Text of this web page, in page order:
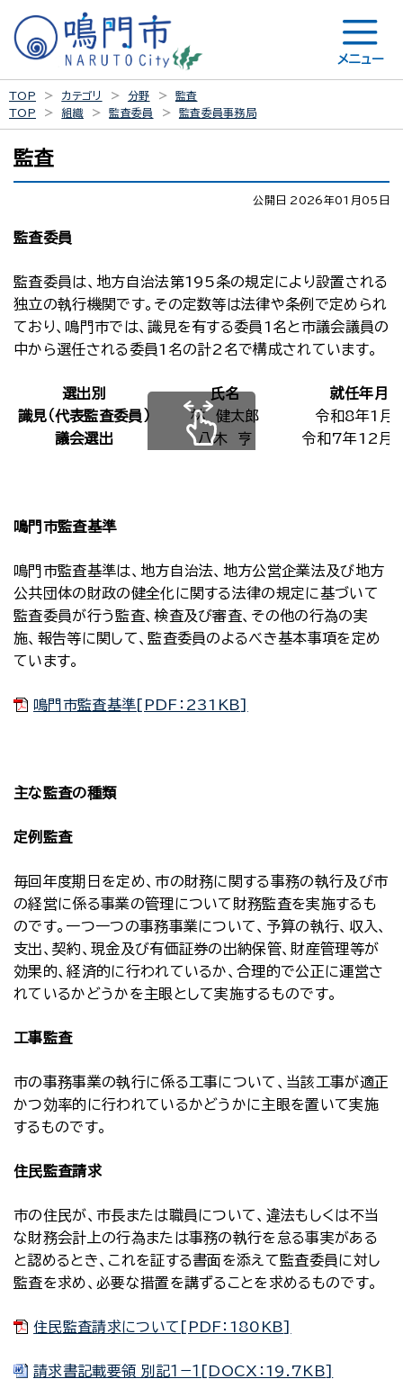
メニュー
TOP カテゴリ 分野
監査
TOP
組織 監査委員 監査委員事務局
監査
公開日 2026年01月05日
監査委員
監査委員は、地方自治法第195条の規定により設置される
独立の執行機関です。その定数等は法律や条例で定められ
ており、鳴門市では、識見を有する委員1名と市議会議員の
中から選任される委員1名の計2名で構成されています。
選出別 氏名
就任年月日
識見（代表監査委員）
林 健太郎
令和8年1月
議会選出
八木 亨 令和7年12月
鳴門市監査基準
鳴門市監査基準は、地方自治法、地方公営企業法及び地方
公共団体の財政の健全化に関する法律の規定に基づいて
監査委員が行う監査、検査及び審査、その他の行為の実
施、報告等に関して、監査委員のよるべき基本事項を定め
ています。
鳴門市監査基準[PDF：231KB]
主な監査の種類
定例監査
毎回年度期日を定め、市の財務に関する事務の執行及び市
の経営に係る事業の管理について財務監査を実施するも
のです。一つ一つの事務事業について、予算の執行、収入、
支出、契約、現金及び有価証券の出納保管、財産管理等が
効果的、経済的に行われているか、合理的で公正に運営さ
れているかどうかを主眼として実施するものです。
工事監査
市の事務事業の執行に係る工事について、当該工事が適正
かつ効率的に行われているかどうかに主眼を置いて実施
するものです。
住民監査請求
市の住民が、市長または職員について、違法もしくは不当
な財務会計上の行為または事務の執行を怠る事実がある
と認めるとき、これを証する書面を添えて監査委員に対し
監査を求め、必要な措置を講ずることを求めるものです。
住民監査請求について[PDF：180KB]
請求書記載要領 別記１−１[DOCX：19.7KB]